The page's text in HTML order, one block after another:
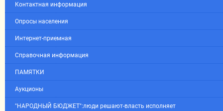
Контактная информация
Опросы населения
Интернет-приемная
Справочная информация
ПАМЯТКИ
Аукционы
"НАРОДНЫЙ БЮДЖЕТ":люди решают-власть исполняет